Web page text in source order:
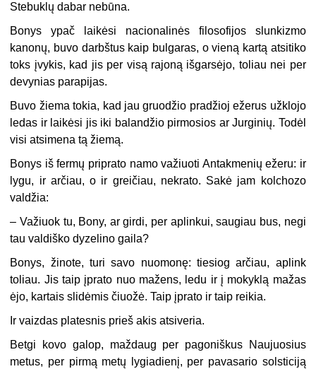
Stebuklų dabar nebūna.
Bonys ypač laikėsi nacionalinės filosofijos slunkizmo
kanonų, buvo darbštus kaip bulgaras, o vieną kartą atsitiko
toks įvykis, kad jis per visą rajoną išgarsėjo, toliau nei per
devynias parapijas.
Buvo žiema tokia, kad jau gruodžio pradžioj ežerus užklojo
ledas ir laikėsi jis iki balandžio pirmosios ar Jurginių. Todėl
visi atsimena tą žiemą.
Bonys iš fermų priprato namo važiuoti Antakmenių ežeru: ir
lygu, ir arčiau, o ir greičiau, nekrato. Sakė jam kolchozo
valdžia:
– Važiuok tu, Bony, ar girdi, per aplinkui, saugiau bus, negi
tau valdiško dyzelino gaila?
Bonys, žinote, turi savo nuomonę: tiesiog arčiau, aplink
toliau. Jis taip įprato nuo mažens, ledu ir į mokyklą mažas
ėjo, kartais slidėmis čiuožė. Taip įprato ir taip reikia.
Ir vaizdas platesnis prieš akis atsiveria.
Betgi kovo galop, maždaug per pagoniškus Naujuosius
metus, per pirmą metų lygiadienį, per pavasario solsticiją